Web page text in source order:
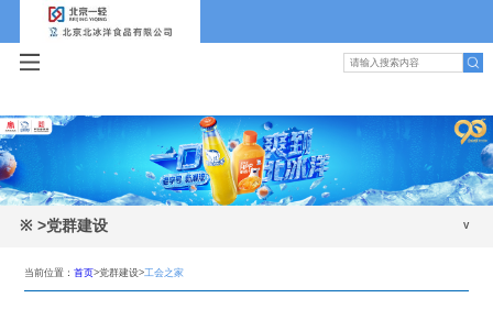
※ >党群建设
当前位置：首页>党群建设>工会之家